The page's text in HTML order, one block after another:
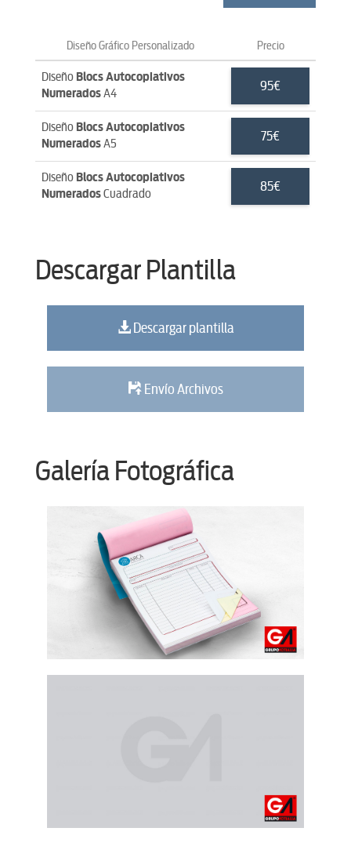
Diseño Gráfico Personalizado Precio
Diseño Blocs Autocopiativos
NumeradosA4
95€
Diseño Blocs Autocopiativos
NumeradosA5
75€
Diseño Blocs Autocopiativos
NumeradosCuadrado
85€
Descargar Plantilla
Descargar plantilla
Envío Archivos
Galería Fotográfica